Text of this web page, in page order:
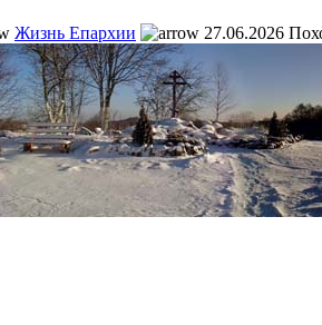
Жизнь Епархии 27.06.2026